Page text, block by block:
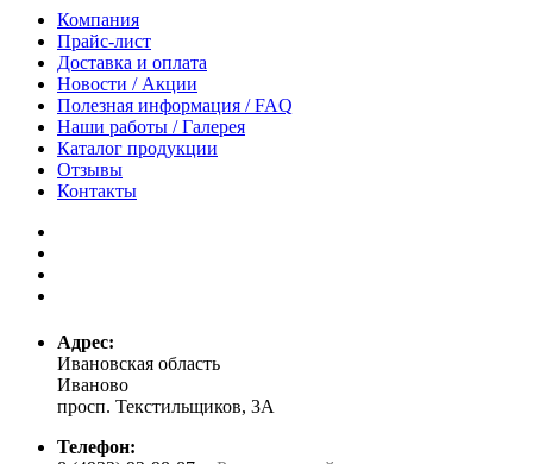
Компания
Прайс-лист
Доставка и оплата
Новости / Акции
Полезная информация / FAQ
Наши работы / Галерея
Каталог продукции
Отзывы
Контакты
Адрес:
Ивановская область
Иваново
просп. Текстильщиков, 3А
Телефон: